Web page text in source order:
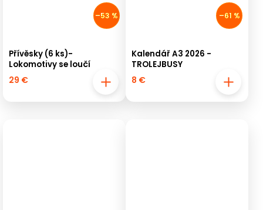
–53 %
Přívěsky (6 ks)-
Lokomotivy se loučí
29 €
–61 %
Kalendář A3 2026 -
TROLEJBUSY
8 €